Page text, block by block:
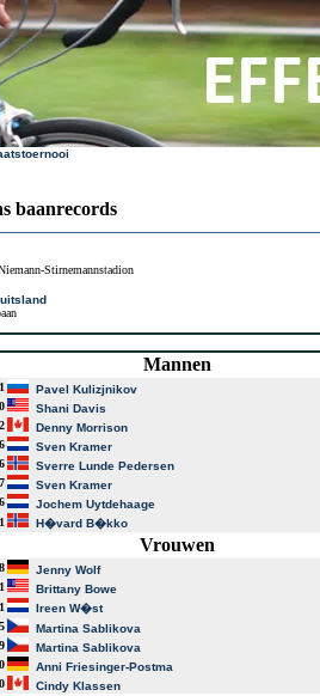
baanrecords
Stirnemannstadion
Mannen
Pavel Kulizjnikov
Shani Davis
Denny Morrison
Sven Kramer
Sverre Lunde Pedersen
Sven Kramer
Jochem Uytdehaage
H�vard B�kko
Vrouwen
Jenny Wolf
Brittany Bowe
Ireen W�st
Martina Sablikova
Martina Sablikova
Anni Friesinger-Postma
Cindy Klassen